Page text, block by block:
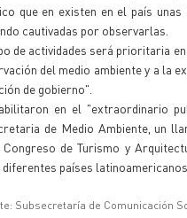
que en existen en el país
cautivadas por observarlas.
de actividades será prioritaria
del medio ambiente y a
de gobierno".
en el "extraordinario
de Medio Ambiente, un
de Turismo y
países latinoamericanos.
Subsecretaría de Comunicación